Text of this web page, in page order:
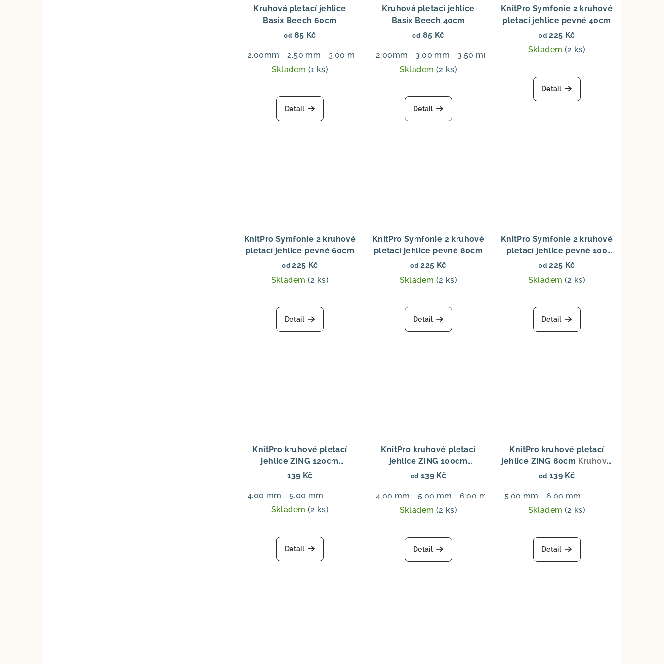
d
Kruhová pletací jehlice
Basix Beech 60cm
od 85 Kč
2.00mm 2.50 mm 3.00 mm 3.50 mm 4.00 mm 4.50 mm
5.00 mm
Skladem (1 ks)
Detail
Kruhová pletací jehlice
Basix Beech 40cm
od 85 Kč
2.00mm 3.00 mm 3.50 mm 4.00 mm 4.50 mm 5.00 mm
Skladem (2 ks)
Detail
KnitPro Symfonie 2 kruhové
pletací jehlice pevné 40cm
od225 Kč
Skladem (2 ks)
Detail
KnitPro Symfonie 2 kruhové
pletací jehlice pevné 60cm
od225 Kč
Skladem (2 ks)
Detail
KnitPro Symfonie 2 kruhové
pletací jehlice pevné 80cm
od225 Kč
Skladem (2 ks)
Detail
KnitPro Symfonie 2 kruhové
pletací jehlice pevné 100
cm
od225 Kč
Skladem (2 ks)
Detail
KnitPro kruhové pletací
jehlice ZING 120cm
Kruhové jehlice Zing Fixed
139 Kč
4.00 mm
5.00 mm
Skladem (2 ks)
Detail
KnitPro kruhové pletací
jehlice ZING 100cm
Kruhové jehlice Zing Fixed
od 139 Kč
4.00 mm 5.00 mm
6.00 mm
Skladem (2 ks)
Detail
KnitPro kruhové pletací
jehlice ZING 80cm Kruhové
jehlice Zing Fixed 80 cm,
od 139 Kč
5.00 mm
6.00 mm
Skladem (2 ks)
Detail